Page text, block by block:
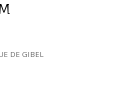
DE GIBEL